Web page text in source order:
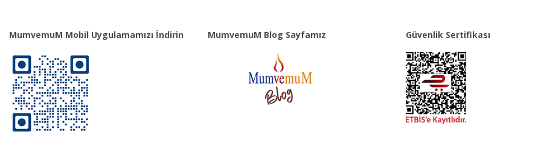
MumvemuM Mobil Uygulamamızı İndirin MumvemuM Blog Sayfamız Güvenlik Sertifikası